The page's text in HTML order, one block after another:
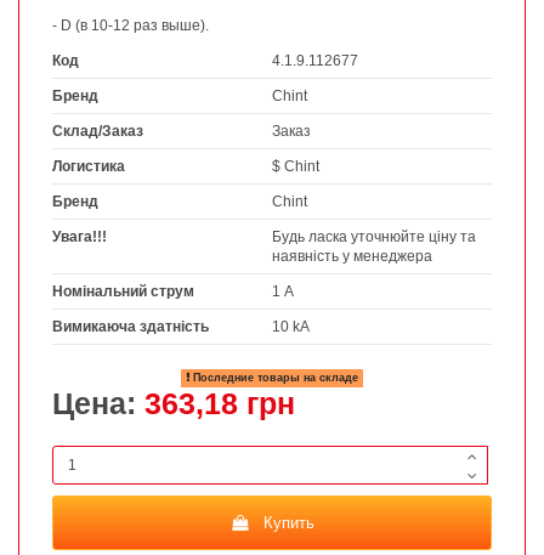
- D (в 10-12 раз выше).
Код 4.1.9.112677
Бренд Chint
Склад/Заказ Заказ
Логистика $ Chint
Бренд Chint
Увага!!!
Будь ласка уточнюйте ціну та
наявність у менеджера
Номінальний струм 1 А
Вимикаюча здатність 10 kA
Последние товары на складе
Цена: 363,18 грн
Купить